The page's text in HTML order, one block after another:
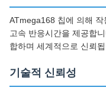
ATmega168 칩에 의해
고속 반응시간을 제공합
합하며 세계적으로 신뢰됩
기술적 신뢰성